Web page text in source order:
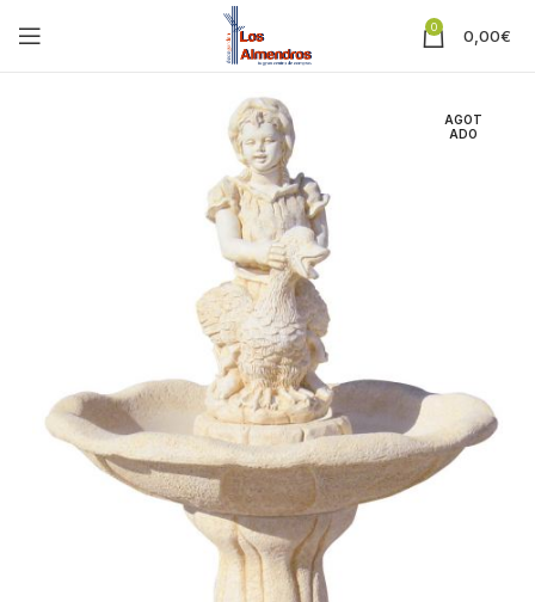
0 0,00€
AGOT
ADO